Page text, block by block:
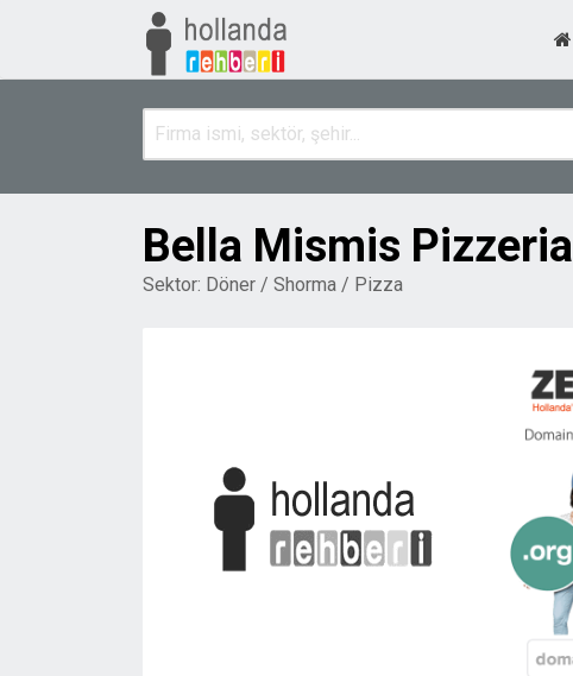
Bella Mismis Pizzeria
Sektor: Döner / Shorma / Pizza